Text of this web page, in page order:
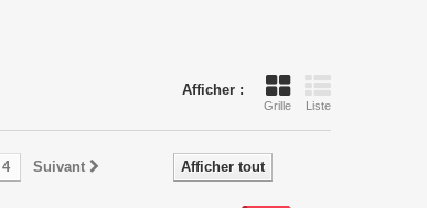
Afficher :
Grille Liste
Afficher tout
4 Suivant